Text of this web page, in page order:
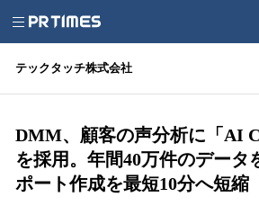
テックタッチ株式会社
DMM、顧客の声分析に「AI
を採用。年間40万件のデータ
ポート作成を最短10分へ短縮